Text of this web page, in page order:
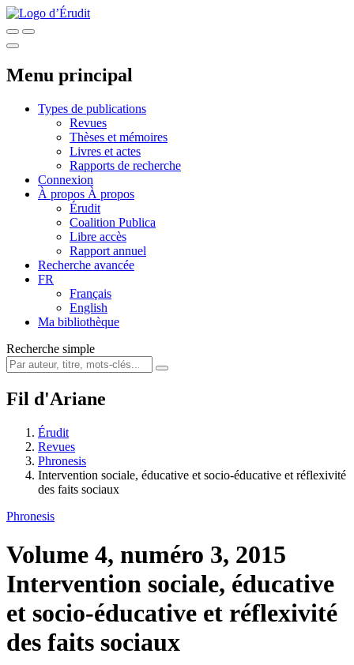
Menu principal
Types de publications
Revues
Thèses et mémoires
Livres et actes
Rapports de recherche
Connexion
À propos À propos
Érudit
Coalition Publica
Libre accès
Rapport annuel
Recherche avancée
FR
Français
English
Ma bibliothèque
Recherche simple
Fil d'Ariane
Érudit
Revues
Phronesis
Intervention sociale, éducative et socio-éducative et réflexivité
des faits sociaux
Phronesis
Volume 4, numéro 3, 2015
Intervention sociale, éducative
et socio-éducative et réflexivité
des faits sociaux